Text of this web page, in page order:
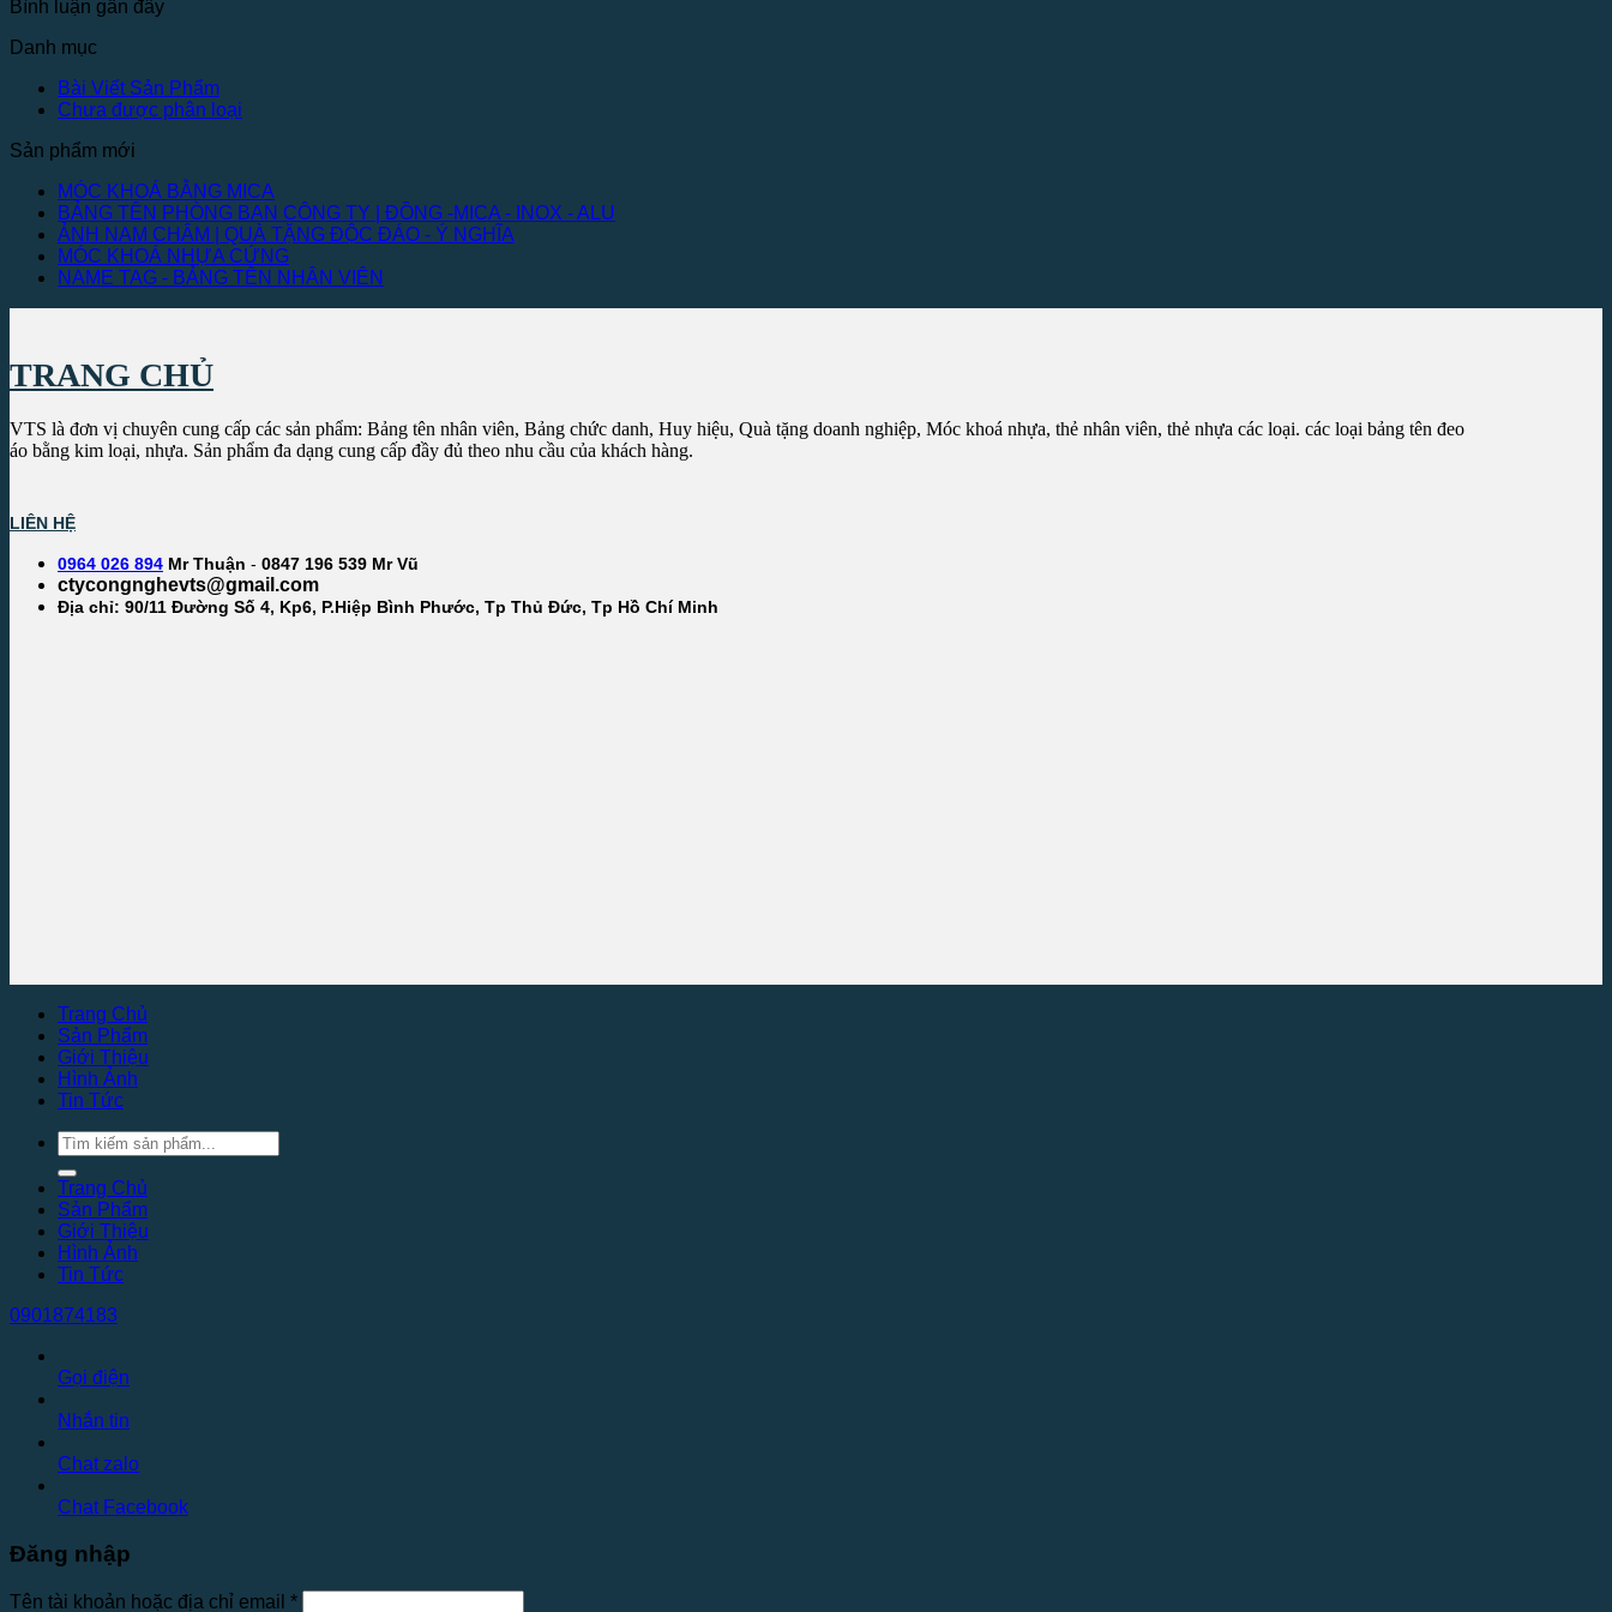
Bình luận gần đây
Danh mục
Bài Viết Sản Phẩm
Chưa được phân loại
Sản phẩm mới
MÓC KHOÁ BẰNG MICA
BẢNG TÊN PHÒNG BAN CÔNG TY | ĐỒNG -MICA - INOX - ALU
ẢNH NAM CHÂM | QUÀ TẶNG ĐỘC ĐÁO - Ý NGHĨA
MÓC KHOÁ NHỰA CỨNG
NAME TAG - BẢNG TÊN NHÂN VIÊN
TRANG CHỦ
VTS là đơn vị chuyên cung cấp các sản phẩm: Bảng tên nhân viên, Bảng chức danh, Huy hiệu, Quà tặng doanh nghiệp, Móc khoá nhựa, thẻ nhân viên, thẻ nhựa các loại. các loại bảng tên đeo
áo bằng kim loại, nhựa. Sản phẩm đa dạng cung cấp đầy đủ theo nhu cầu của khách hàng.
LIÊN HỆ
0964 026 894 Mr Thuận - 0847 196 539 Mr Vũ
ctycongnghevts@gmail.com
Địa chỉ: 90/11 Đường Số 4, Kp6, P.Hiệp Bình Phước, Tp Thủ Đức, Tp Hồ Chí Minh
Trang Chủ
Sản Phẩm
Giới Thiệu
Hình Ảnh
Tin Tức
Tìm
kiếm:
Trang Chủ
Sản Phẩm
Giới Thiệu
Hình Ảnh
Tin Tức
0901874183
Gọi điện
Nhắn tin
Chat zalo
Chat Facebook
Đăng nhập
Tên tài khoản hoặc địa chỉ email *Bắt